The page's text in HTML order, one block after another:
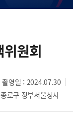
원회
촬영일 : 2024.07.30
로구 정부서울청사